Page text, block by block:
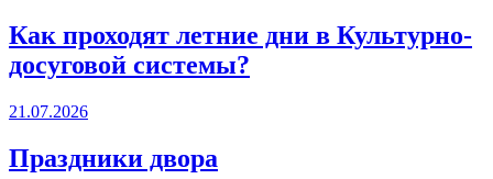
Как проходят летние дни в Культурно-
досуговой системы?
21.07.2026
Праздники двора